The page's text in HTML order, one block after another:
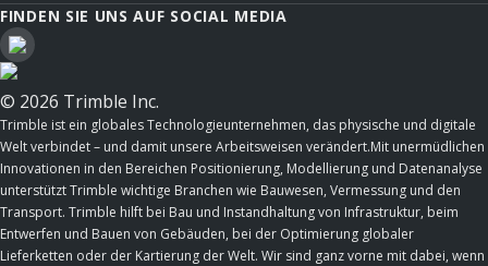
FINDEN SIE UNS AUF SOCIAL MEDIA
© 2026 Trimble Inc.
Trimble ist ein globales Technologieunternehmen, das physische und digitale
Welt verbindet – und damit unsere Arbeitsweisen verändert.Mit unermüdlichen
Innovationen in den Bereichen Positionierung, Modellierung und Datenanalyse
unterstützt Trimble wichtige Branchen wie Bauwesen, Vermessung und den
Transport. Trimble hilft bei Bau und Instandhaltung von Infrastruktur, beim
Entwerfen und Bauen von Gebäuden, bei der Optimierung globaler
Lieferketten oder der Kartierung der Welt. Wir sind ganz vorne mit dabei, wenn